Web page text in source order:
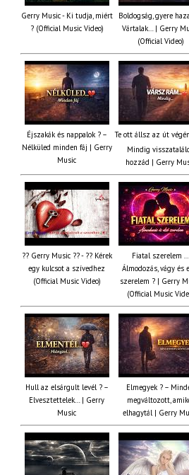
Gerry Music - Ki tudja, miért
? (Official Music Video)
Boldogság, gyere
Vártalak… | Gerry
(Official Video)
Éjszakák és nappalok ? –
Nélküled minden fáj | Gerry
Music
Te ott állsz az út
Mindig
hozzád | Gerry
?? Gerry Music ?? - ?? Kérek
egy kulcsot a szívedhez
(Official Music Video)
Fiatal szerelem ...
Álmodozás, vágy és
szerelem ? | Gerry
(Official Music
Hull az elsárgult levél ? –
Elvesztettelek… | Gerry
Music
Elmegyek ? –
megváltozott,
elhagytál | Gerry